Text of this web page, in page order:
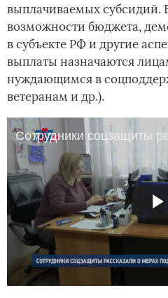
выплачиваемых субсидий.
возможности бюджета,
в субъекте РФ и другие
выплаты назначаются
нуждающимся в
ветеранам и др.).